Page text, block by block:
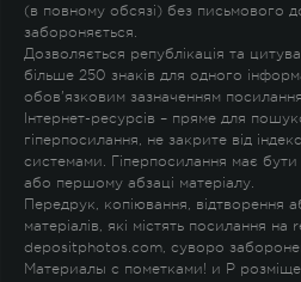
(в повному обсязі) без письмового
забороняється.
Дозволяється републікація та
більше 250 знаків для одного
обов'язковим зазначенням
Інтернет-ресурсів – пряме для
гіперпосилання, не закрите від
системами. Гіперпосилання має
або першому абзаці матеріалу.
Передрук, копіювання, відтворення
матеріалів, які містять посилання
depositphotos.com, суворо
Материалы с пометками! и P